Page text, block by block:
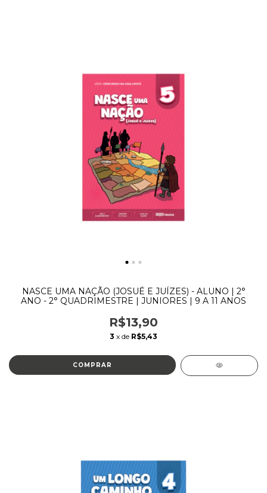
NASCE UMA NAÇÃO (JOSUÉ E JUÍZES) - ALUNO | 2°
ANO - 2° QUADRIMESTRE | JUNIORES | 9 A 11 ANOS
R$13,90
3 x de R$5,43